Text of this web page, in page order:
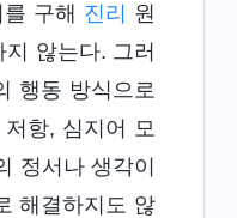
구해 진리
원
않는다. 그러
행동 방식으로
항, 심지어 모
정서나 생각이
해결하지도 않